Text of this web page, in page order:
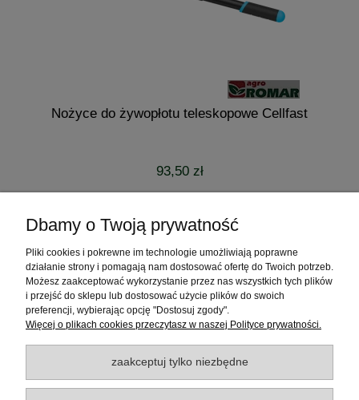
Nożyce do żywopłotu teleskopowe Cellfast
93,50 zł
Pomoc
Moje konto
Dbamy o Twoją prywatność
Pliki cookies i pokrewne im technologie umożliwiają poprawne
działanie strony i pomagają nam dostosować ofertę do Twoich potrzeb.
Możesz zaakceptować wykorzystanie przez nas wszystkich tych plików
i przejść do sklepu lub dostosować użycie plików do swoich
preferencji, wybierając opcję "Dostosuj zgody".
Więcej o plikach cookies przeczytasz w naszej Polityce prywatności.
zaakceptuj tylko niezbędne